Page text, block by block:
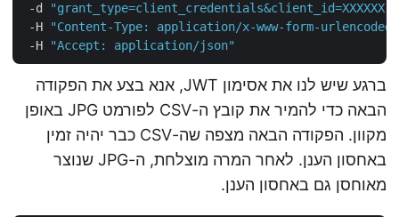
-d "grant_type=client_credentials&client_id=XXXXXX-
-H "Content-Type: application/x-www-form-
-H "Accept: application/json"
ברגע שיש לנו את אסימון JWT, אנא בצע את הפקודה
הבאה כדי להמיר את קובץ ה-CSV לפורמט JPG באופן
מקוון. הפקודה הבאה מצפה שה-CSV כבר יהיה זמין
באחסון הענן. לאחר המרה מוצלחת, ה-JPG שנוצר
מאוחסן גם באחסון הענן.